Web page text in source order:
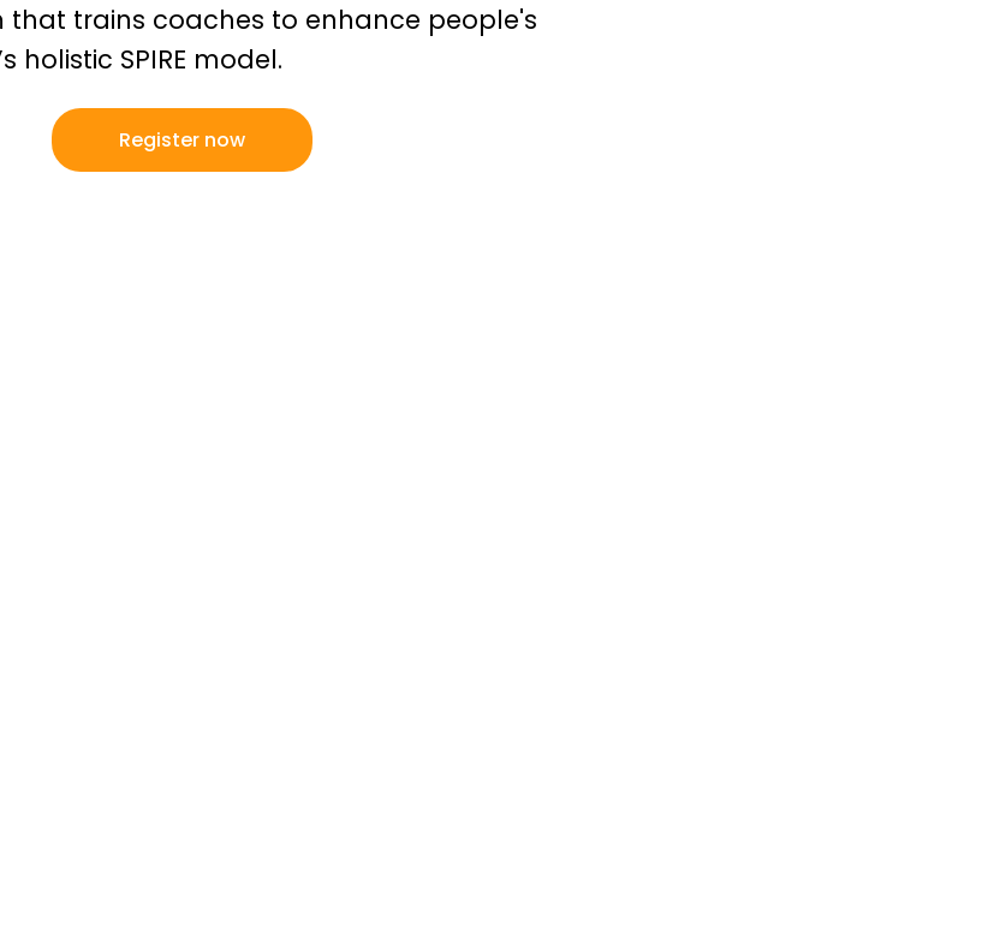
trains coaches to enhance people's
holistic SPIRE model.
Register now